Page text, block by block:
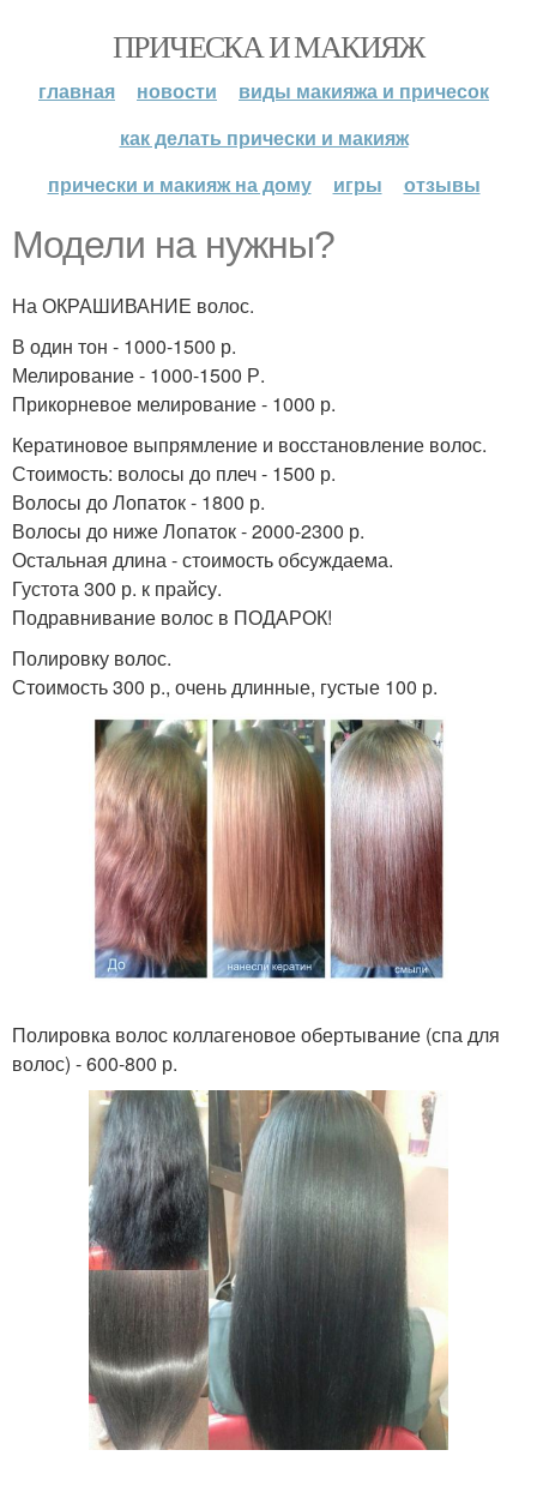
ПРИЧЕСКА И МАКИЯЖ
главная новости
виды макияжа и причесок
как делать прически и макияж
прически и макияж на дому
игры отзывы
Модели на нужны?
На ОКРАШИВАНИЕ волос.
В один тон - 1000-1500 р.
Мелирование - 1000-1500 Р.
Прикорневое мелирование - 1000 р.
Кератиновое выпрямление и восстановление волос.
Стоимость: волосы до плеч - 1500 р.
Волосы до Лопаток - 1800 р.
Волосы до ниже Лопаток - 2000-2300 р.
Остальная длина - стоимость обсуждаема.
Густота 300 р. к прайсу.
Подравнивание волос в ПОДАРОК!
Полировку волос.
Стоимость 300 р., очень длинные, густые 100 р.
Полировка волос коллагеновое обертывание (спа для
волос) - 600-800 р.